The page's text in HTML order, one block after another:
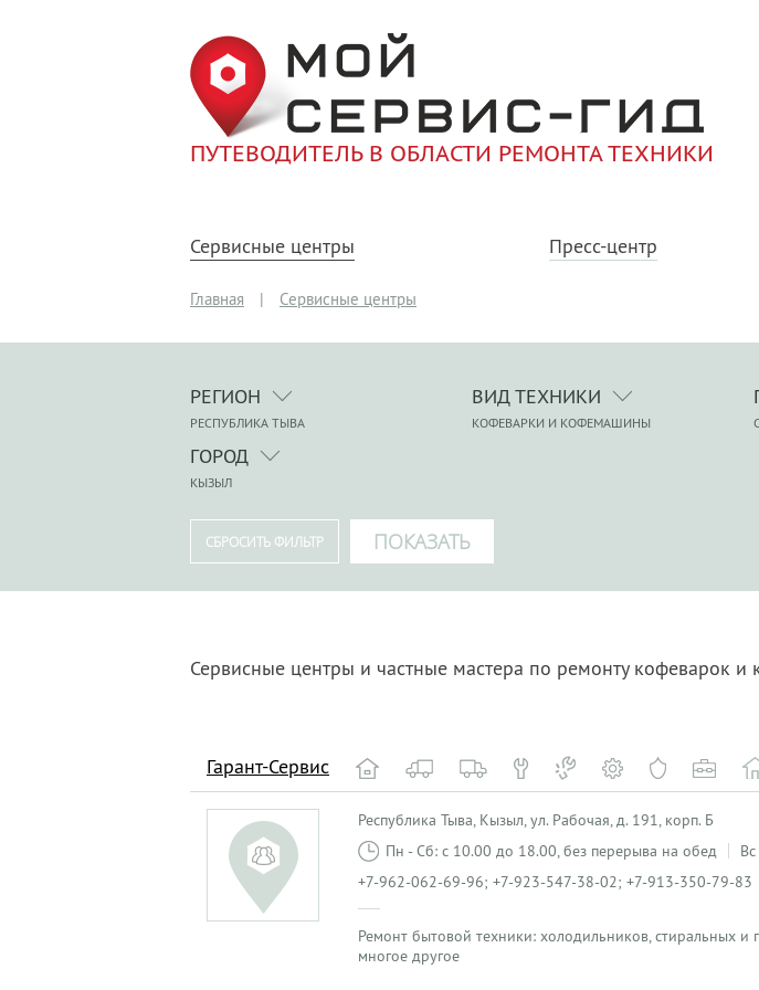
ПУТЕВОДИТЕЛЬ В ОБЛАСТИ РЕМОНТА ТЕХНИКИ
Сервисные центры Пресс-центр
Главная | Сервисные центры
РЕГИОН
РЕСПУБЛИКА ТЫВА
ВИД ТЕХНИКИ
КОФЕВАРКИ И КОФЕМАШИНЫ
ГОРОД
КЫЗЫЛ
Сервисные центры и частные мастера по ремонту кофеварок
Гарант-Сервис
Республика Тыва, Кызыл, ул. Рабочая, д. 191, корп. Б
Пн - Сб: с 10.00 до 18.00, без перерыва на обед
+7-962-062-69-96; +7-923-547-38-02; +7-913-350-79-83
Ремонт бытовой техники: холодильников, стиральных
многое другое